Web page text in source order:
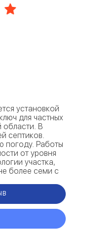
установкой
для частных
В
септиков.
погоду. Работы
от уровня
участка,
более семи с